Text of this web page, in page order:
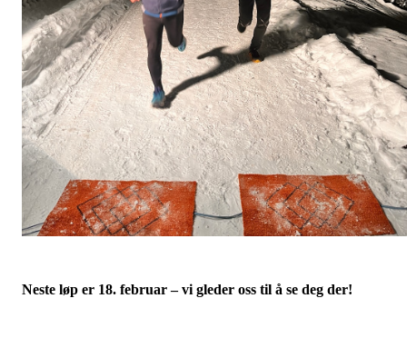
Neste løp er 18. februar – vi gleder oss til å se deg der!